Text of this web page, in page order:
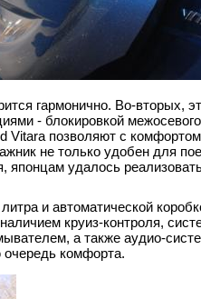
гармонично. Во-вторых,
- блокировкой межосевого
Vitara позволяют с комфортом
не только удобен для
японцам удалось
и автоматической
круиз-контроля,
а также аудио-
очередь комфорта.